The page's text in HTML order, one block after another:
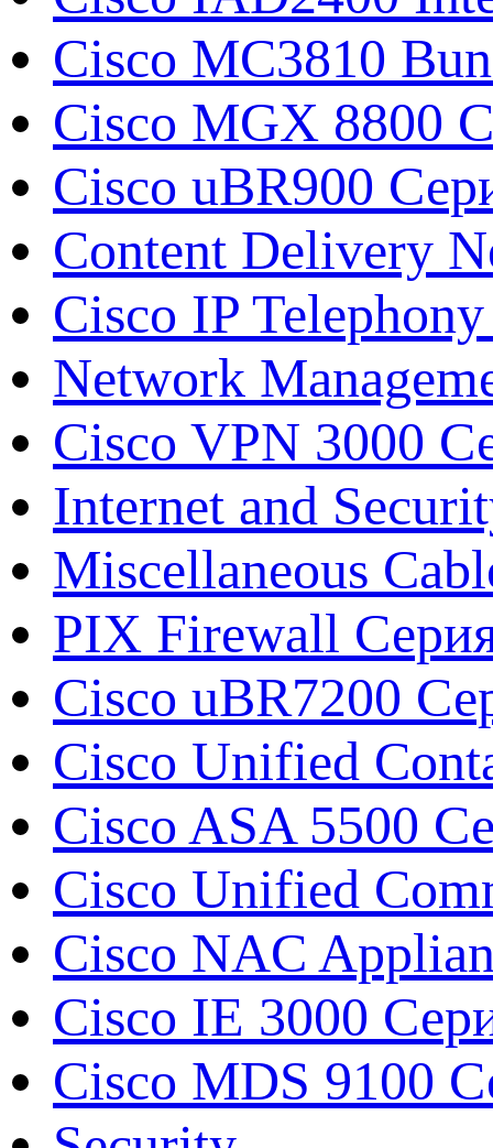
Cisco MC3810
Cisco MGX 8800
Cisco uBR900
Content Delivery
Cisco IP
Network
Cisco VPN 3000
Internet and
Miscellaneous
PIX Firewall
Cisco uBR7200
Cisco Unified
Cisco ASA 5500
Cisco Unified
Cisco NAC
Cisco IE 3000
Cisco MDS 9100